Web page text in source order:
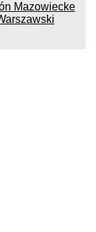
Mazowiecke